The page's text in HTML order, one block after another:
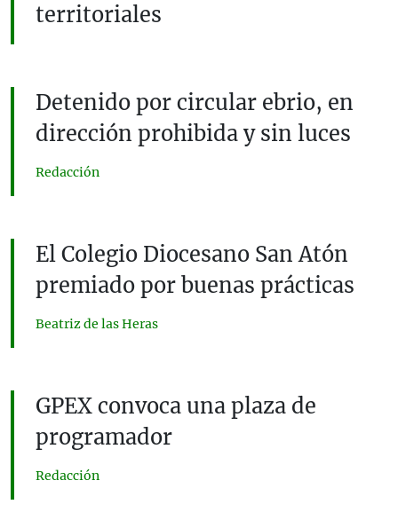
territoriales
Detenido por circular ebrio, en
dirección prohibida y sin luces
Redacción
El Colegio Diocesano San Atón
premiado por buenas prácticas
Beatriz de las Heras
GPEX convoca una plaza de
programador
Redacción